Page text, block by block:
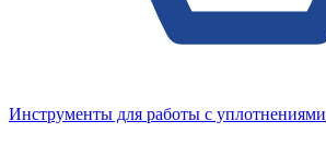
Инструменты для работы с уплотнениями